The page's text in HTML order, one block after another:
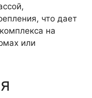
что дает
на
или